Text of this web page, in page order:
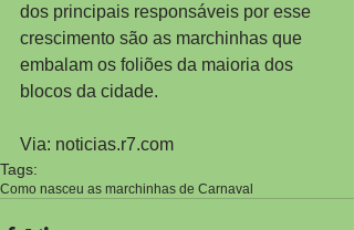
dos principais responsáveis por esse
crescimento são as marchinhas que
embalam os foliões da maioria dos
blocos da cidade.
Via: noticias.r7.com
Tags:
Como nasceu as marchinhas de Carnaval